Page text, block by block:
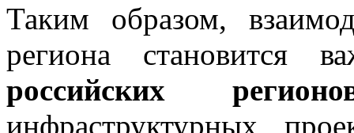
Таким образом,
региона становится
российских
инфраструктурных